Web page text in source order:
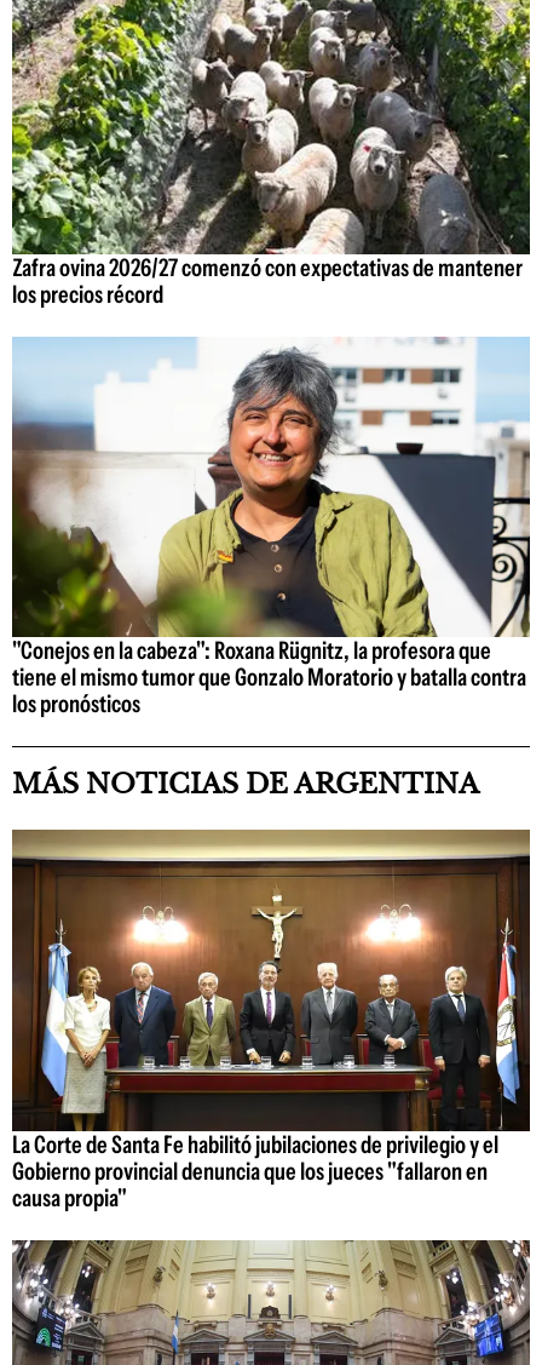
Zafra ovina 2026/27 comenzó con expectativas de mantener
los precios récord
"Conejos en la cabeza": Roxana Rügnitz, la profesora que
tiene el mismo tumor que Gonzalo Moratorio y batalla contra
los pronósticos
MÁS NOTICIAS DE ARGENTINA
La Corte de Santa Fe habilitó jubilaciones de privilegio y el
Gobierno provincial denuncia que los jueces "fallaron en
causa propia"